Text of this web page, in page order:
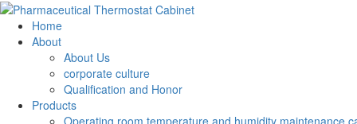
Home
About
About Us
corporate culture
Qualification and Honor
Products